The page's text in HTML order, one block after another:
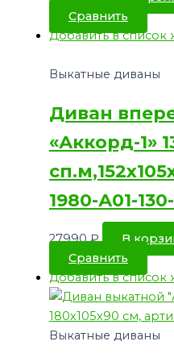
Сравнить
Добавить в список
Выкатные диваны
Диван
«Аккорд-1»
1980-А01-
27990₽
В
Сравнить
Добавить в список
Выкатные диваны